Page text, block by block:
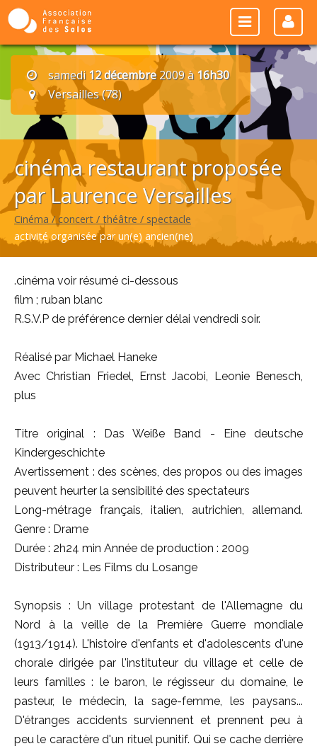
samedi 12 décembre2009 à16h30
Versailles (78)
cinéma restaurant proposée
par Laurence Versailles
Cinéma / concert / théâtre / spectacle
activité organisée par un(e) ancien(ne)
.cinéma voir résumé ci-dessous
film ; ruban blanc
R.S.V.P de préférence dernier délai vendredi soir.
Réalisé par Michael Haneke
Avec Christian Friedel, Ernst Jacobi, Leonie Benesch,
plus
Titre original : Das Weiße Band - Eine deutsche
Kindergeschichte
Avertissement : des scènes, des propos ou des images
peuvent heurter la sensibilité des spectateurs
Long-métrage français, italien, autrichien, allemand.
Genre : Drame
Durée : 2h24 min Année de production : 2009
Distributeur : Les Films du Losange
Synopsis : Un village protestant de l'Allemagne du
Nord à la veille de la Première Guerre mondiale
(1913/1914). L'histoire d'enfants et d'adolescents d'une
chorale dirigée par l'instituteur du village et celle de
leurs familles : le baron, le régisseur du domaine, le
pasteur, le médecin, la sage-femme, les paysans...
D'étranges accidents surviennent et prennent peu à
peu le caractère d'un rituel punitif. Qui se cache derrière